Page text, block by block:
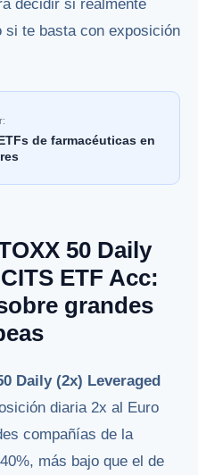
decidir si realmente
si te basta con exposición
de farmacéuticas en
50 Daily
ETF Acc:
grandes
Daily (2x) Leveraged
diaria 2x al Euro
compañías de la
más bajo que el de